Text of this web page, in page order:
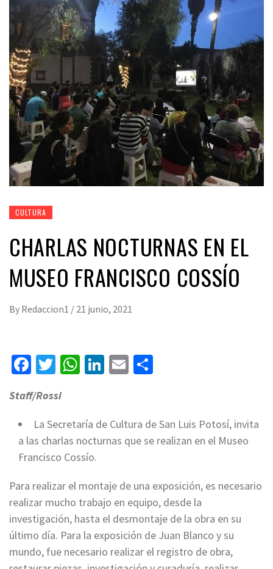
CULTURA
CHARLAS NOCTURNAS EN EL
MUSEO FRANCISCO COSSÍO
By Redaccion1 / 21 junio, 2021
Facebook
Twitter
WhatsApp
LinkedIn
Email
Staff/Rossi
La Secretaría de Cultura de San Luis Potosí, invita
a las charlas nocturnas que se realizan en el Museo
Francisco Cossío.
Para realizar el montaje de una exposición, es necesario
realizar mucho trabajo en equipo, desde la
investigación, hasta el desmontaje de la obra en su
último día. Para la exposición de Juan Blanco y su
mundo, fue necesario realizar el registro de obra,